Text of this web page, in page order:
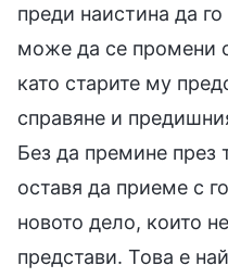
преди наистина да
може да се промени
като старите му
справяне и
Без да премине през
оставя да приеме с
новото дело, които
представи. Това е